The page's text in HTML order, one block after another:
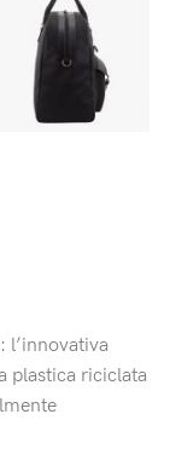
l’innovativa
plastica riciclata